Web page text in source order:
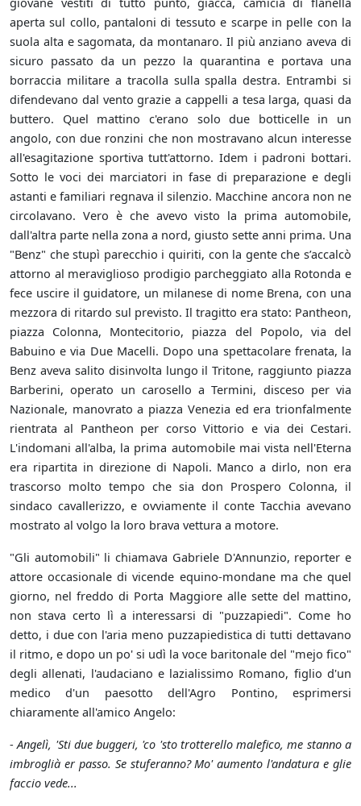
aperta sul collo, pantaloni di tessuto e scarpe in pelle con la
suola alta e sagomata, da montanaro. Il più anziano aveva di
sicuro passato da un pezzo la quarantina e portava una
borraccia militare a tracolla sulla spalla destra. Entrambi si
difendevano dal vento grazie a cappelli a tesa larga, quasi da
buttero. Quel mattino c'erano solo due botticelle in un
angolo, con due ronzini che non mostravano alcun interesse
all'esagitazione sportiva tutt'attorno. Idem i padroni bottari.
Sotto le voci dei marciatori in fase di preparazione e degli
astanti e familiari regnava il silenzio. Macchine ancora non ne
circolavano. Vero è che avevo visto la prima automobile,
dall'altra parte nella zona a nord, giusto sette anni prima. Una
"Benz" che stupì parecchio i quiriti, con la gente che s’accalcò
attorno al meraviglioso prodigio parcheggiato alla Rotonda e
fece uscire il guidatore, un milanese di nome Brena, con una
mezzora di ritardo sul previsto. Il tragitto era stato: Pantheon,
piazza Colonna, Montecitorio, piazza del Popolo, via del
Babuino e via Due Macelli. Dopo una spettacolare frenata, la
Benz aveva salito disinvolta lungo il Tritone, raggiunto piazza
Barberini, operato un carosello a Termini, disceso per via
Nazionale, manovrato a piazza Venezia ed era trionfalmente
rientrata al Pantheon per corso Vittorio e via dei Cestari.
L'indomani all'alba, la prima automobile mai vista nell'Eterna
era ripartita in direzione di Napoli. Manco a dirlo, non era
trascorso molto tempo che sia don Prospero Colonna, il
sindaco cavallerizzo, e ovviamente il conte Tacchia avevano
mostrato al volgo la loro brava vettura a motore.
"Gli automobili" li chiamava Gabriele D'Annunzio, reporter e
attore occasionale di vicende equino-mondane ma che quel
giorno, nel freddo di Porta Maggiore alle sette del mattino,
non stava certo lì a interessarsi di "puzzapiedi". Come ho
detto, i due con l'aria meno puzzapiedistica di tutti dettavano
il ritmo, e dopo un po' si udì la voce baritonale del "mejo fico"
degli allenati, l'audaciano e lazialissimo Romano, figlio d'un
medico d'un paesotto dell'Agro Pontino, esprimersi
chiaramente all'amico Angelo:
-Angelì, 'Sti due buggeri, 'co 'sto trotterello malefico, me stanno a
imbroglià er passo. Se stuferanno? Mo' aumento l'andatura e glie
faccio vede...